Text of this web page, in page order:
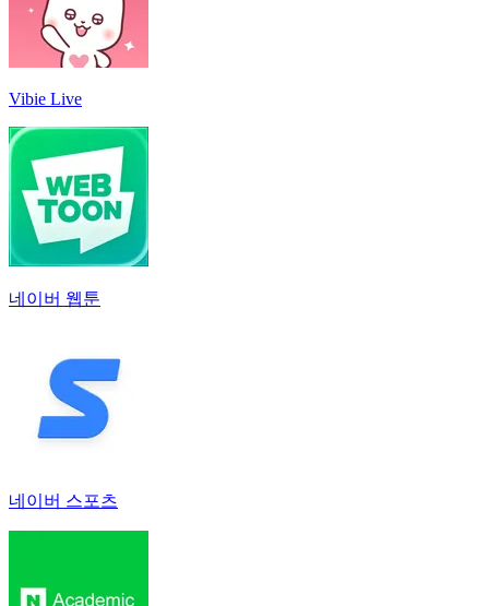
Vibie Live
네이버 웹툰
네이버 스포츠